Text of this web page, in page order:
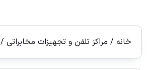
خانه / مراکز تلفن و تجهیزات مخابراتی/